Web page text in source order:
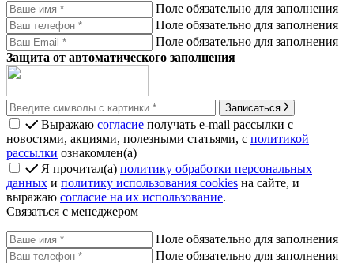
Поле обязательно для заполнения
Поле обязательно для заполнения
Поле обязательно для заполнения
Защита от автоматического заполнения
Записаться
Выражаю согласие получать e-mail рассылки с
новостями, акциями, полезными статьями, с политикой
рассылки ознакомлен(а)
Я прочитал(а) политику обработки персональных
данных и политику использования cookies на сайте, и
выражаю согласие на их использование.
Связаться с менеджером
Поле обязательно для заполнения
Поле обязательно для заполнения